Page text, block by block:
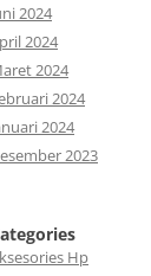
2024
2024
2024
2024
2024
2023
Hp